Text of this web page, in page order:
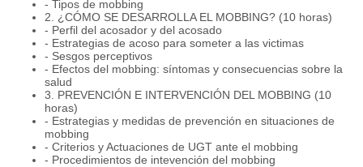
- Tipos de mobbing
2. ¿CÓMO SE DESARROLLA EL MOBBING? (10 horas)
- Perfil del acosador y del acosado
- Estrategias de acoso para someter a las victimas
- Sesgos perceptivos
- Efectos del mobbing: síntomas y consecuencias sobre la
salud
3. PREVENCIÓN E INTERVENCIÓN DEL MOBBING (10
horas)
- Estrategias y medidas de prevención en situaciones de
mobbing
- Criterios y Actuaciones de UGT ante el mobbing
- Procedimientos de intevención del mobbing